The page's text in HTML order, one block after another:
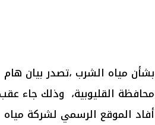
بشأن مياه الشرب ،تصدر بيان
محافظة القليوبية، وذلك جاء
أفاد الموقع الرسمي لشركة